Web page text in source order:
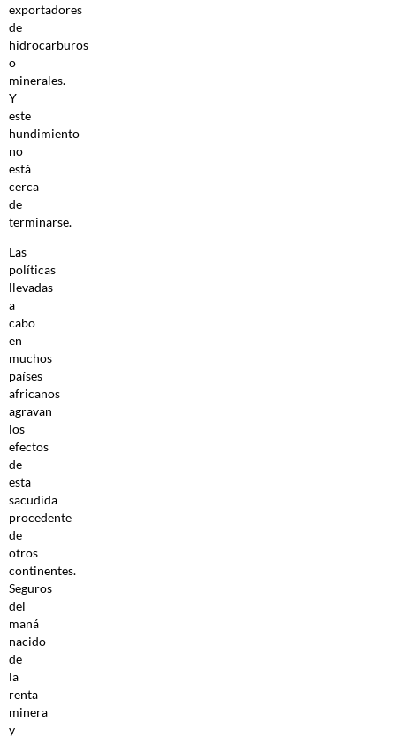
exportadores
de
hidrocarburos
o
minerales.
Y
este
hundimiento
no
está
cerca
de
terminarse.
Las
políticas
llevadas
a
cabo
en
muchos
países
africanos
agravan
los
efectos
de
esta
sacudida
procedente
de
otros
continentes.
Seguros
del
maná
nacido
de
la
renta
minera
y